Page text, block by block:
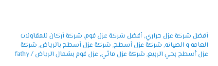
أفضل شركة عزل حراري,أفضل شركة عزل فوم,شركة أركان للمقاولات
العامه و الصيانه,شركة عزل أسطح,شركة عزل أسطح بالرياض,شركة
عزل أسطح بحي الربيع,شركة عزل مائي,عزل فوم بشمال الرياض/
fathy